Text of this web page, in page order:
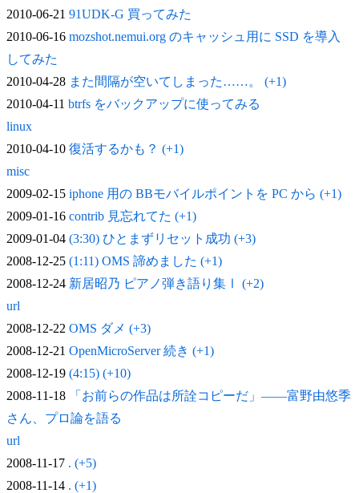
2010-06-21 91UDK-G 買ってみた
2010-06-16 mozshot.nemui.org のキャッシュ用に SSD を導入
してみた
2010-04-28 また間隔が空いてしまった……。 (+1)
2010-04-11 btrfs をバックアップに使ってみる
linux
2010-04-10 復活するかも？ (+1)
misc
2009-02-15 iphone 用の BBモバイルポイントを PC から (+1)
2009-01-16 contrib 見忘れてた (+1)
2009-01-04 (3:30) ひとまずリセット成功 (+3)
2008-12-25 (1:11) OMS 諦めました (+1)
2008-12-24 新居昭乃 ピアノ弾き語り集Ⅰ (+2)
url
2008-12-22 OMS ダメ (+3)
2008-12-21 OpenMicroServer 続き (+1)
2008-12-19 (4:15) (+10)
2008-11-18
「お前らの作品は所詮コピーだ」——富野由悠季
さん、プロ論を語る
url
2008-11-17 . (+5)
2008-11-14 . (+1)